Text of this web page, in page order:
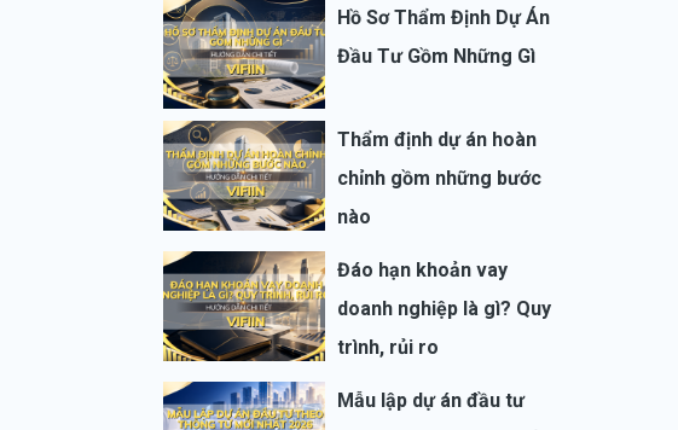
Hồ Sơ Thẩm Định Dự Án
Đầu Tư Gồm Những Gì
Thẩm định dự án hoàn
chỉnh gồm những bước
nào
Đáo hạn khoản vay
doanh nghiệp là gì? Quy
trình, rủi ro
Mẫu lập dự án đầu tư